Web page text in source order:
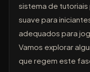
sistema de
suave para
adequados para
Vamos explorar
que regem este